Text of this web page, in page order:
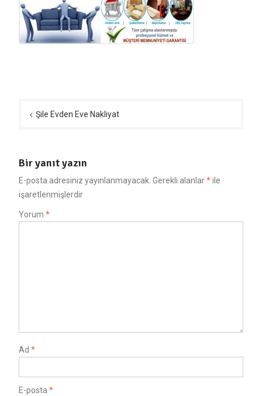
gezinmesi
Şile Evden Eve Nakliyat
Bir yanıt yazın
E-posta adresiniz yayınlanmayacak. Gerekli alanlar*ile
işaretlenmişlerdir
Yorum *
Ad *
E-posta *